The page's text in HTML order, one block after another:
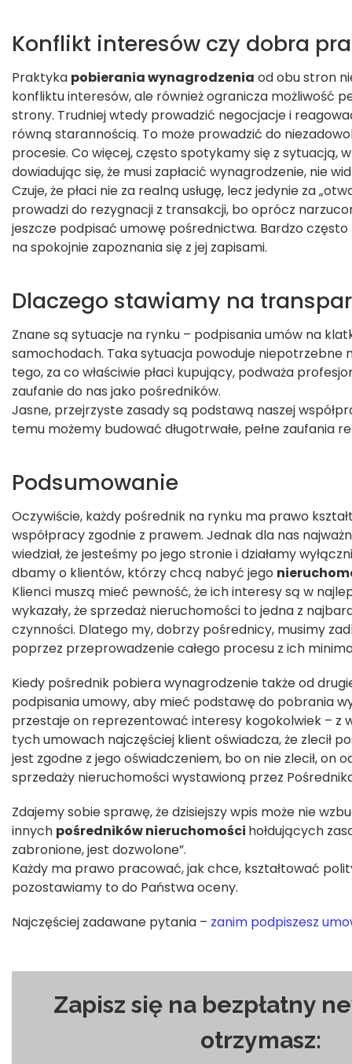
Konflikt interesów czy dobra
Praktyka pobierania wynagrodzenia od obu stron
konfliktu interesów, ale również ogranicza możliwość
strony. Trudniej wtedy prowadzić negocjacje i
równą starannością. To może prowadzić do
procesie. Co więcej, często spotykamy się z sytuacją,
dowiadując się, że musi zapłacić wynagrodzenie, nie
Czuje, że płaci nie za realną usługę, lecz jedynie za
prowadzi do rezygnacji z transakcji, bo oprócz
jeszcze podpisać umowę pośrednictwa. Bardzo
na spokojnie zapoznania się z jej zapisami.
Dlaczego stawiamy na
Znane są sytuacje na rynku – podpisania umów na
samochodach. Taka sytuacja powoduje niepotrzebne
tego, za co właściwie płaci kupujący, podważa
zaufanie do nas jako pośredników.
Jasne, przejrzyste zasady są podstawą naszej
temu możemy budować długotrwałe, pełne zaufania
Podsumowanie
Oczywiście, każdy pośrednik na rynku ma prawo
współpracy zgodnie z prawem. Jednak dla nas
wiedział, że jesteśmy po jego stronie i działamy
dbamy o klientów, którzy chcą nabyć jego
Klienci muszą mieć pewność, że ich interesy są w
wykazały, że sprzedaż nieruchomości to jedna z
czynności. Dlatego my, dobrzy pośrednicy, musimy
poprzez przeprowadzenie całego procesu z ich
Kiedy pośrednik pobiera wynagrodzenie także od
podpisania umowy, aby mieć podstawę do pobrania
przestaje on reprezentować interesy kogokolwiek – z
tych umowach najczęściej klient oświadcza, że zlecił
jest zgodne z jego oświadczeniem, bo on nie zlecił, on
sprzedaży nieruchomości wystawioną przez
Zdajemy sobie sprawę, że dzisiejszy wpis może nie
innych pośredników nieruchomości hołdujących
zabronione, jest dozwolone”.
Każdy ma prawo pracować, jak chce, kształtować
pozostawiamy to do Państwa oceny.
Najczęściej zadawane pytania – zanim podpiszesz
Zapisz się na bezpłatny
otrzymasz: